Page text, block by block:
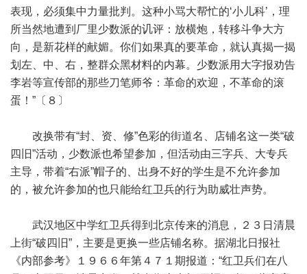
表现，必须集中力量批判。这种小骂大帮忙的‘小儿科’，理
所当然地遭到厂里少数派的讥评：放横炮，转移斗争大方
向，是新花样的献媚。你们如果真的要革命，就认真揭一揭
划左、中、右，整群众黑材料的内幕。少数派用大字报劝告
李岩等宣传部的那些刀笔师爷：革命的欢迎，不革命的滚
蛋！”〔８〕
改换带有“封、资、修”色彩的街道名、店铺名这一类“破
四旧”活动，少数派也希望参加，但活动由三字兵、大专兵
主导，带着“右派”帽子的、出身不好的学生是不允许参加
的，被允许参加的也只能给红卫兵的行为助威壮声势。
武汉地区中学红卫兵得到北京传来的消息，２３日清晨
上街“破四旧”，主要是更换一些店铺名称。据湖北日报社
《内部参考》１９６６年第４７１期报道：“红卫兵们在八